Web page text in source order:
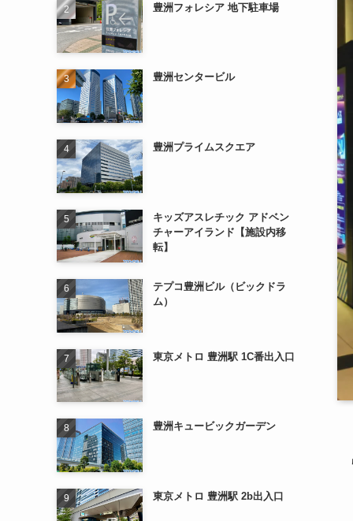
豊洲フォレシア 地下駐車場
豊洲センタービル
豊洲プライムスクエア
キッズアスレチック アドベン
チャーアイランド【施設内移
転】
テプコ豊洲ビル（ビックドラ
ム）
東京メトロ 豊洲駅 1C番出入口
豊洲キュービックガーデン
東京メトロ 豊洲駅 2b出入口